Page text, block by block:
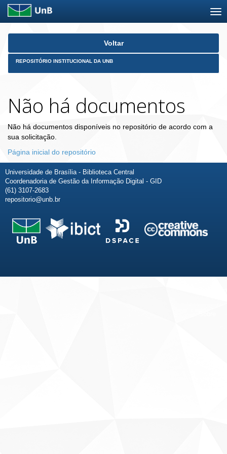
Skip
Voltar
REPOSITÓRIO INSTITUCIONAL DA UNB
Não há documentos
Não há documentos disponíveis no repositório de acordo com a
sua solicitação.
Página inicial do repositório
Universidade de Brasília - Biblioteca Central
Coordenadoria de Gestão da Informação Digital - GID
(61) 3107-2683
repositorio@unb.br